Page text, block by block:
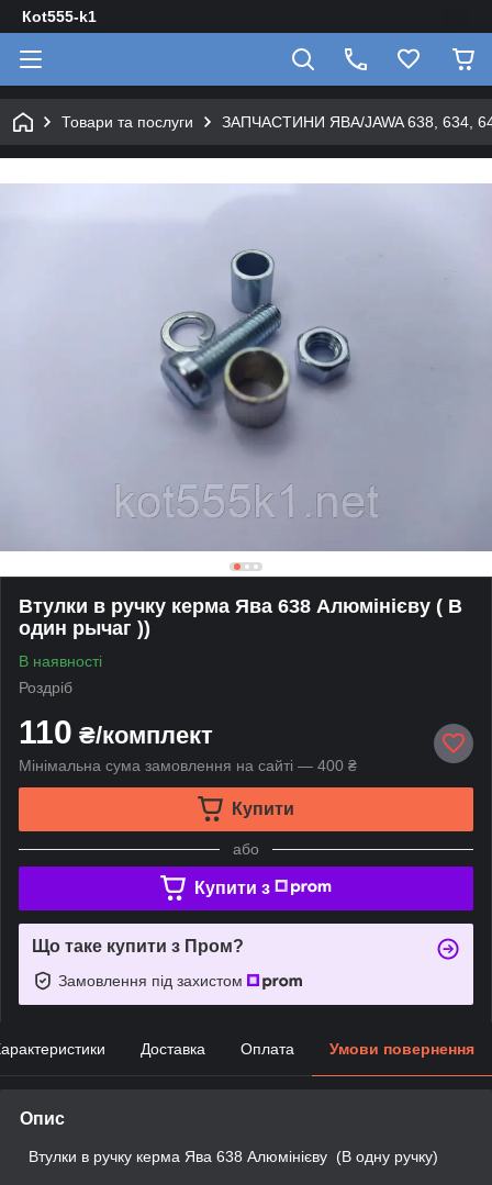
Кot555-k1
Товари та послуги ЗАПЧАСТИНИ ЯВА/JAWA 638, 634,
Втулки в ручку керма Ява 638 Алюмінієву ( В
один рычаг ))
В наявності
Роздріб
110 ₴/комплект
Мінімальна сума замовлення на сайті — 400 ₴
Купити
або
Купити з
Що таке купити з Пром?
Замовлення під захистом
Доставка Оплата Умови повернення
Опис
Втулки в ручку керма Ява 638 Алюмінієву (В одну ручку)